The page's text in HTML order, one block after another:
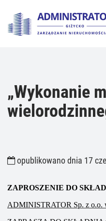
„Wykonanie
opublikowano dnia 17
ZAPROSZENIE DO
ADMINISTRATOR Sp. z o.o.